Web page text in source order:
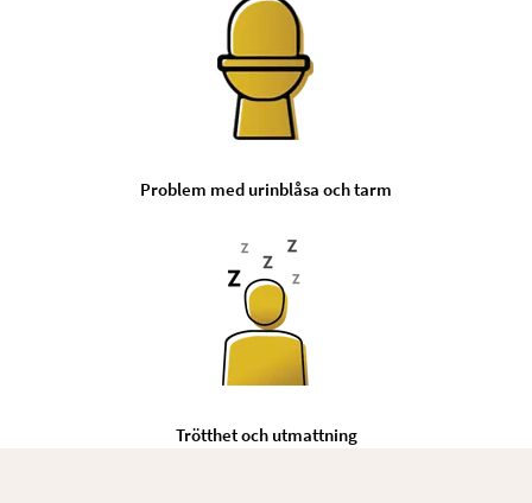
Problem med urinblåsa och tarm
Trötthet och utmattning